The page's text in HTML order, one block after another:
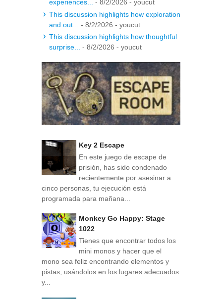
experiences... - 8/2/2026 - youcut
This discussion highlights how exploration
and out...
- 8/2/2026 - youcut
This discussion highlights how thoughtful
surprise... - 8/2/2026 - youcut
Key 2 Escape
En este juego de escape de
prisión, has sido condenado
recientemente por asesinar a
cinco personas, tu ejecución está
programada para mañana...
Monkey Go Happy: Stage
1022
Tienes que encontrar todos los
mini monos y hacer que el
mono sea feliz encontrando elementos y
pistas, usándolos en los lugares adecuados
y...